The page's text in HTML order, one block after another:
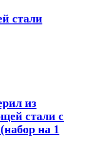
стали
из
стали с
на 1